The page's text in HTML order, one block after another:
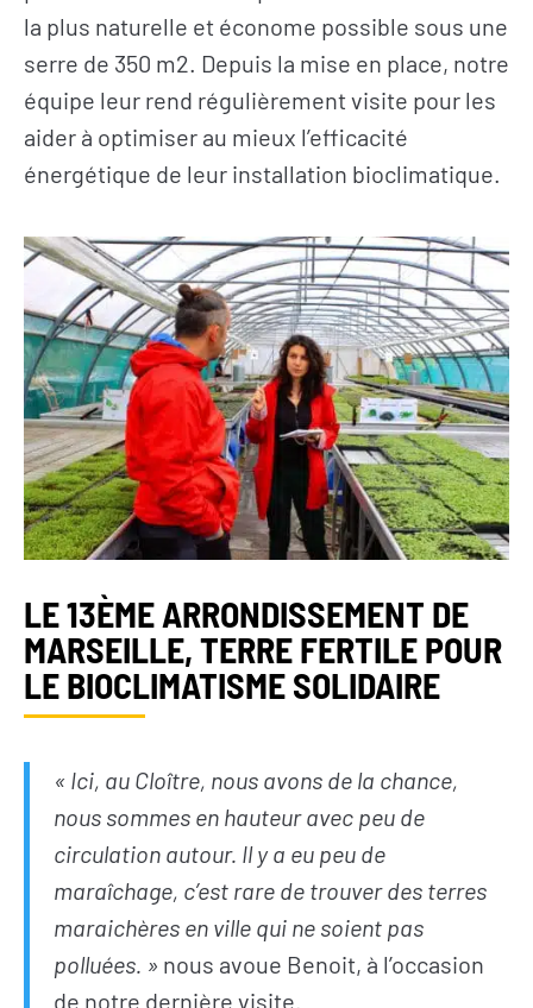
la plus naturelle et économe possible sous une
serre de 350 m2. Depuis la mise en place, notre
équipe leur rend régulièrement visite pour les
aider à optimiser au mieux l’efficacité
énergétique de leur installation bioclimatique.
LE 13ÈME ARRONDISSEMENT DE
MARSEILLE, TERRE FERTILE POUR
LE BIOCLIMATISME SOLIDAIRE
« Ici, au Cloître, nous avons de la chance,
nous sommes en hauteur avec peu de
circulation autour. Il y a eu peu de
maraîchage, c’est rare de trouver des terres
maraichères en ville qui ne soient pas
polluées. » nous avoue Benoit, à l’occasion
de notre dernière visite.